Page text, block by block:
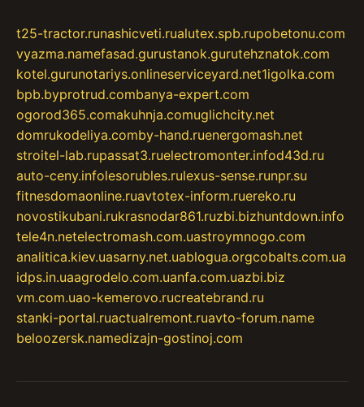
t25-tractor.runashicveti.rualutex.spb.rupobetonu.com
vyazma.namefasad.gurustanok.gurutehznatok.com
kotel.gurunotariys.onlineserviceyard.net1igolka.com
bpb.byprotrud.combanya-expert.com
ogorod365.comakuhnja.comuglichcity.net
domrukodeliya.comby-hand.ruenergomash.net
stroitel-lab.rupassat3.ruelectromonter.infod43d.ru
auto-ceny.infolesorubles.rulexus-sense.runpr.su
fitnesdomaonline.ruavtotex-inform.ruereko.ru
novostikubani.rukrasnodar861.ruzbi.bizhuntdown.info
tele4n.netelectromash.com.uastroymnogo.com
analitica.kiev.uasarny.net.uablogua.orgcobalts.com.ua
idps.in.uaagrodelo.com.uanfa.com.uazbi.biz
vm.com.uao-kemerovo.rucreatebrand.ru
stanki-portal.ruactualremont.ruavto-forum.name
beloozersk.namedizajn-gostinoj.com